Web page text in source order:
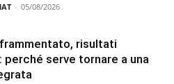
- 05/08/2026
risultati
perché serve tornare a una